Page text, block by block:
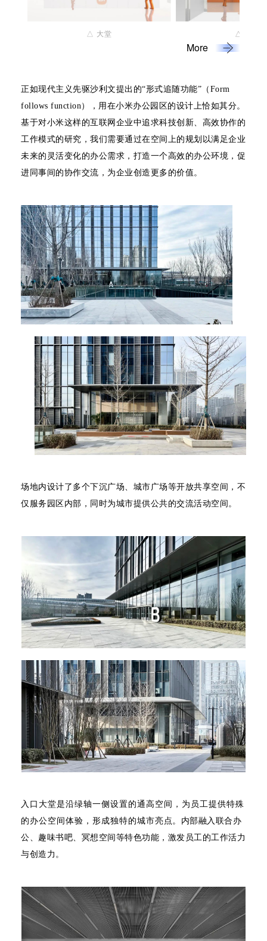
△ 大堂 △ 咖啡
More
正如现代主义先驱沙利文提出的“形式追随功能”（Form
follows function），用在小米办公园区的设计上恰如其分。
基于对小米这样的互联网企业中追求科技创新、高效协作的
工作模式的研究，我们需要通过在空间上的规划以满足企业
未来的灵活变化的办公需求，打造一个高效的办公环境，促
进同事间的协作交流，为企业创造更多的价值。
场地内设计了多个下沉广场、城市广场等开放共享空间，不
仅服务园区内部，同时为城市提供公共的交流活动空间。
入口大堂是沿绿轴一侧设置的通高空间，为员工提供特殊
的办公空间体验，形成独特的城市亮点。内部融入联合办
公、趣味书吧、冥想空间等特色功能，激发员工的工作活力
与创造力。